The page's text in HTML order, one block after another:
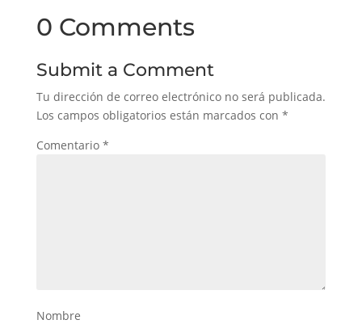
0 Comments
Submit a Comment
Tu dirección de correo electrónico no será publicada.
Los campos obligatorios están marcados con *
Comentario *
Nombre